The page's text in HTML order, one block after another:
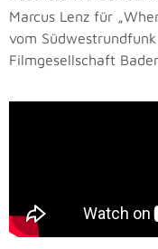
Marcus Lenz für
vom
Filmgesellschaft